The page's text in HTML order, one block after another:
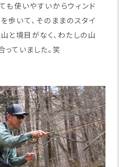
も使いやすいからウィンド
いて、そのままのスタイ
と境目がなく、わたしの山
っていました。笑